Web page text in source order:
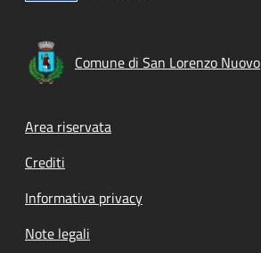
Comune di San Lorenzo Nuovo
Footer menu
Area riservata
Crediti
Informativa privacy
Note legali